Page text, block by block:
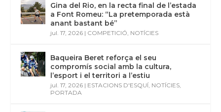
Gina del Rio, en la recta final de l’estada
a Font Romeu: “La pretemporada està
anant bastant bé”
jul. 17, 2026 | COMPETICIÓ NOTÍCIES
Baqueira Beret reforça el seu
compromís social amb la cultura,
l’esport i el territori a l’estiu
jul. 17, 2026 | ESTACIONS D'ESQUÍ NOTÍCIES
PORTADA